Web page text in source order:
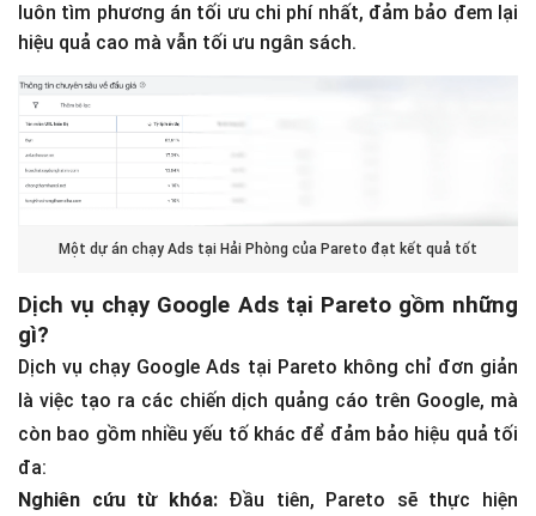
luôn tìm phương án tối ưu chi phí nhất, đảm bảo đem lại
hiệu quả cao mà vẫn tối ưu ngân sách.
Một dự án chạy Ads tại Hải Phòng của Pareto đạt kết quả tốt
Dịch vụ chạy Google Ads tại Pareto gồm những
gì?
Dịch vụ chạy Google Ads tại Pareto không chỉ đơn giản
là việc tạo ra các chiến dịch quảng cáo trên Google, mà
còn bao gồm nhiều yếu tố khác để đảm bảo hiệu quả tối
đa:
Nghiên cứu từ khóa:Đầu tiên, Pareto sẽ thực hiện